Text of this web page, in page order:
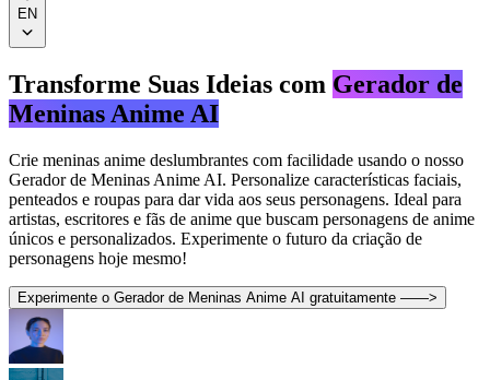
EN
Transforme Suas Ideias com Gerador de
Meninas Anime AI
Crie meninas anime deslumbrantes com facilidade usando o nosso
Gerador de Meninas Anime AI. Personalize características faciais,
penteados e roupas para dar vida aos seus personagens. Ideal para
artistas, escritores e fãs de anime que buscam personagens de anime
únicos e personalizados. Experimente o futuro da criação de
personagens hoje mesmo!
Experimente o Gerador de Meninas Anime AI gratuitamente ——>